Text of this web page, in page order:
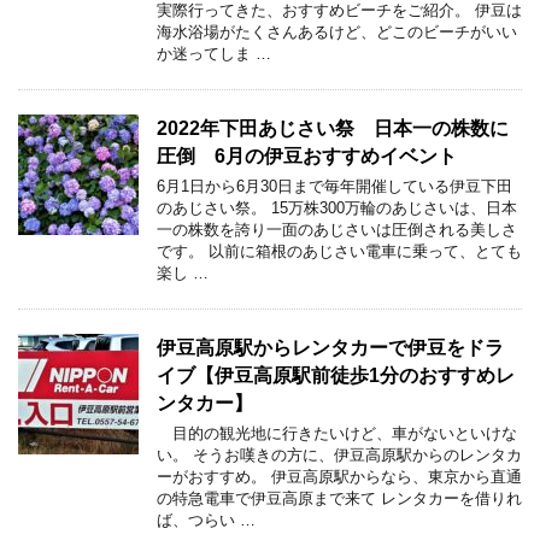
実際行ってきた、おすすめビーチをご紹介。 伊豆は
海水浴場がたくさんあるけど、どこのビーチがいい
か迷ってしま …
2022年下田あじさい祭 日本一の株数に
圧倒 6月の伊豆おすすめイベント
6月1日から6月30日まで毎年開催している伊豆下田
のあじさい祭。 15万株300万輪のあじさいは、日本
一の株数を誇り一面のあじさいは圧倒される美しさ
です。 以前に箱根のあじさい電車に乗って、とても
楽し …
伊豆高原駅からレンタカーで伊豆をドラ
イブ【伊豆高原駅前徒歩1分のおすすめレ
ンタカー】
目的の観光地に行きたいけど、車がないといけな
い。 そうお嘆きの方に、伊豆高原駅からのレンタカ
ーがおすすめ。 伊豆高原駅からなら、東京から直通
の特急電車で伊豆高原まで来て レンタカーを借りれ
ば、つらい …